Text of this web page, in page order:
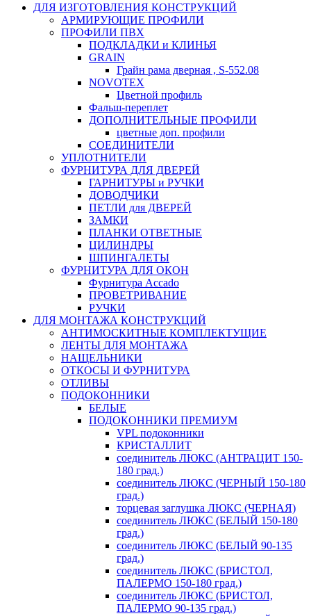
ДЛЯ ИЗГОТОВЛЕНИЯ КОНСТРУКЦИЙ
АРМИРУЮЩИЕ ПРОФИЛИ
ПРОФИЛИ ПВХ
ПОДКЛАДКИ и КЛИНЬЯ
GRAIN
Грайн рама дверная , S-552.08
NOVOTEX
Цветной профиль
Фальш-переплет
ДОПОЛНИТЕЛЬНЫЕ ПРОФИЛИ
цветные доп. профили
СОЕДИНИТЕЛИ
УПЛОТНИТЕЛИ
ФУРНИТУРА ДЛЯ ДВЕРЕЙ
ГАРНИТУРЫ и РУЧКИ
ДОВОДЧИКИ
ПЕТЛИ для ДВЕРЕЙ
ЗАМКИ
ПЛАНКИ ОТВЕТНЫЕ
ЦИЛИНДРЫ
ШПИНГАЛЕТЫ
ФУРНИТУРА ДЛЯ ОКОН
Фурнитура Accado
ПРОВЕТРИВАНИЕ
РУЧКИ
ДЛЯ МОНТАЖА КОНСТРУКЦИЙ
АНТИМОСКИТНЫЕ КОМПЛЕКТУЩИЕ
ЛЕНТЫ ДЛЯ МОНТАЖА
НАЩЕЛЬНИКИ
ОТКОСЫ И ФУРНИТУРА
ОТЛИВЫ
ПОДОКОННИКИ
БЕЛЫЕ
ПОДОКОННИКИ ПРЕМИУМ
VPL подоконники
КРИСТАЛЛИТ
соединитель ЛЮКС (АНТРАЦИТ 150-
180 град.)
соединитель ЛЮКС (ЧЕРНЫЙ 150-180
град.)
торцевая заглушка ЛЮКС (ЧЕРНАЯ)
соединитель ЛЮКС (БЕЛЫЙ 150-180
град.)
соединитель ЛЮКС (БЕЛЫЙ 90-135
град.)
соединитель ЛЮКС (БРИСТОЛ,
ПАЛЕРМО 150-180 град.)
соединитель ЛЮКС (БРИСТОЛ,
ПАЛЕРМО 90-135 град.)